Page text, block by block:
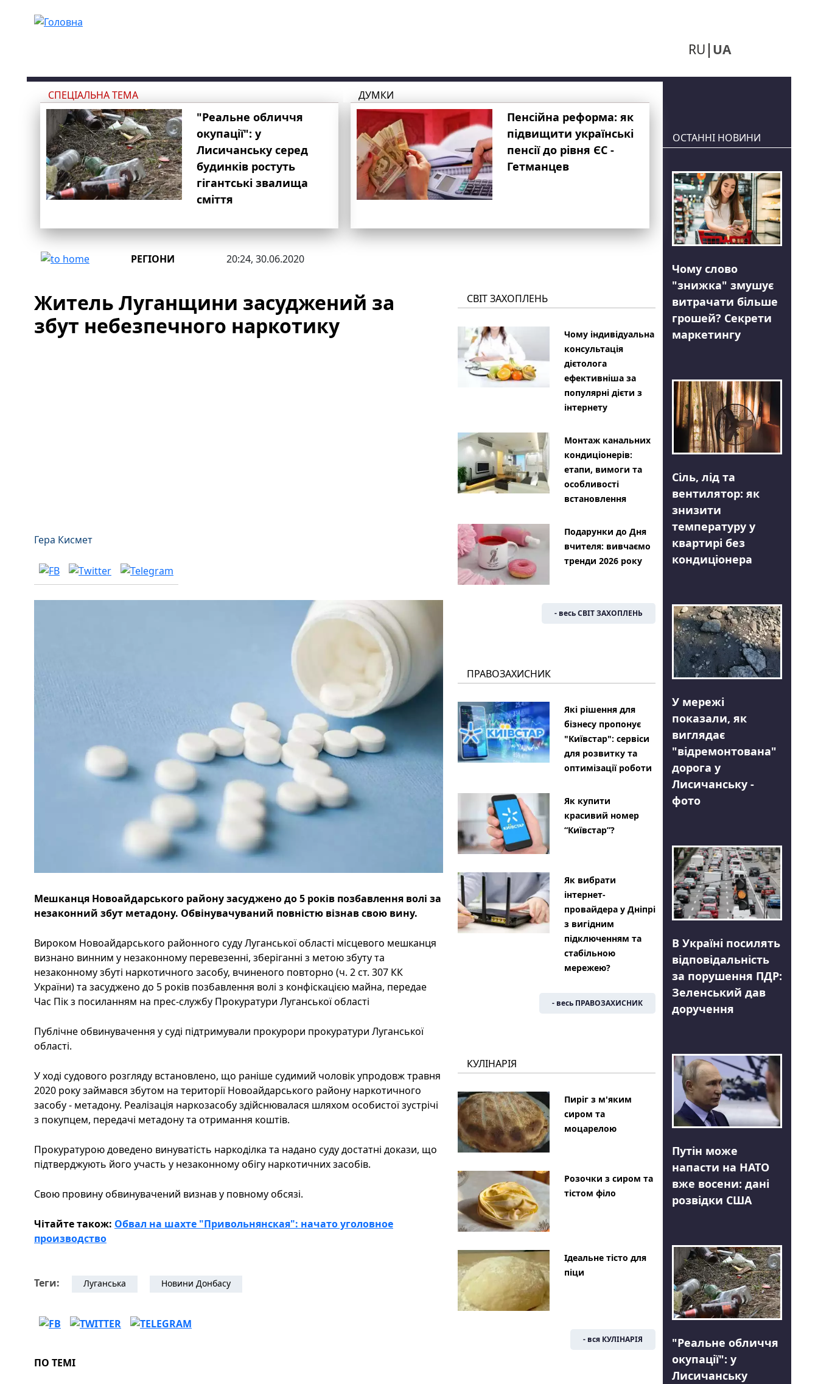
RU UA
СПЕЦІАЛЬНА ТЕМА
"Реальне обличчя
окупації": у
Лисичанську серед
будинків ростуть
гігантські звалища
сміття
ДУМКИ
Пенсійна реформа: як
підвищити українські
пенсії до рівня ЄС -
Гетманцев
РЕГІОНИ 20:24, 30.06.2020
Житель Луганщини засуджений за
збут небезпечного наркотику
Гера Кисмет
Мешканця Новоайдарського району засуджено до 5 років позбавлення волі за
незаконний збут метадону. Обвінувачуваний повністю візнав свою вину.
Вироком Новоайдарського районного суду Луганської області місцевого мешканця
визнано винним у незаконному перевезенні, зберіганні з метою збуту та
незаконному збуті наркотичного засобу, вчиненого повторно (ч. 2 ст. 307 КК
України) та засуджено до 5 років позбавлення волі з конфіскацією майна, передае
Час Пік з посиланням на прес-службу Прокуратури Луганської області
Публічне обвинувачення у суді підтримували прокурори прокуратури Луганської
області.
У ході судового розгляду встановлено, що раніше судимий чоловік упродовж травня
2020 року займався збутом на території Новоайдарського району наркотичного
засобу - метадону. Реалізація наркозасобу здійснювалася шляхом особистої зустрічі
з покупцем, передачі метадону та отримання коштів.
Прокуратурою доведено винуватість наркоділка та надано суду достатні докази, що
підтверджують його участь у незаконному обігу наркотичних засобів.
Свою провину обвинувачений визнав у повному обсязі.
Чітайте також: Обвал на шахте "Привольнянская": начато уголовное
производство
Теги: Луганська Новини Донбасу
ПО ТЕМІ
СВІТ ЗАХОПЛЕНЬ
Чому індивідуальна
консультація
дієтолога
ефективніша за
популярні дієти з
інтернету
Монтаж канальних
кондиціонерів:
етапи, вимоги та
особливості
встановлення
Подарунки до Дня
вчителя: вивчаємо
тренди 2026 року
- весь СВІТ ЗАХОПЛЕНЬ
ПРАВОЗАХИСНИК
Які рішення для
бізнесу пропонує
"Київстар": сервіси
для розвитку та
оптимізації роботи
Як купити
красивий номер
“Київстар”?
Як вибрати
інтернет-
провайдера у Дніпрі
з вигідним
підключенням та
стабільною
мережею?
- весь ПРАВОЗАХИСНИК
КУЛІНАРІЯ
Пиріг з м'яким
сиром та
моцарелою
Розочки з сиром та
тістом філо
Ідеальне тісто для
піци
- вся КУЛІНАРІЯ
ОСТАННІ НОВИНИ
Чому слово
"знижка" змушує
витрачати більше
грошей? Секрети
маркетингу
Сіль, лід та
вентилятор: як
знизити
температуру у
квартирі без
кондиціонера
У мережі
показали, як
виглядає
"відремонтована"
дорога у
Лисичанську -
фото
В Україні посилять
відповідальність
за порушення ПДР:
Зеленський дав
доручення
Путін може
напасти на НАТО
вже восени: дані
розвідки США
"Реальне обличчя
окупації": у
Лисичанську